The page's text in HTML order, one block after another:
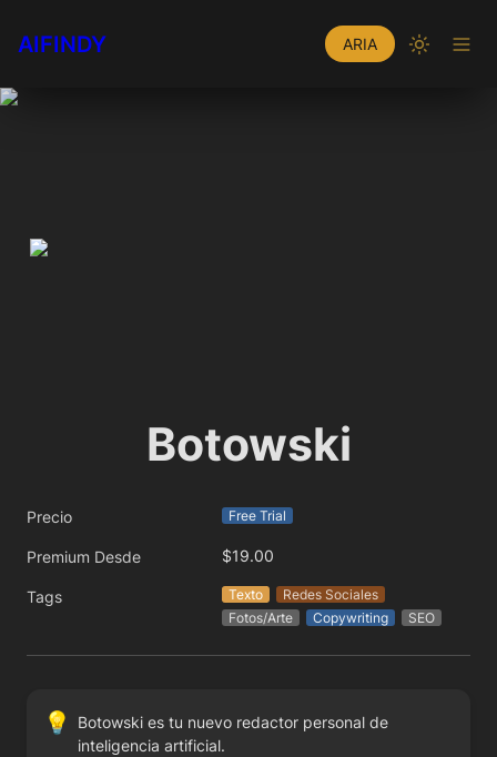
AIFINDY ARIA
Botowski
Precio Free Trial
Premium Desde $19.00
Tags Texto
Redes Sociales
Fotos/Arte
Copywriting SEO
💡
Botowski es tu nuevo redactor personal de
inteligencia artificial.